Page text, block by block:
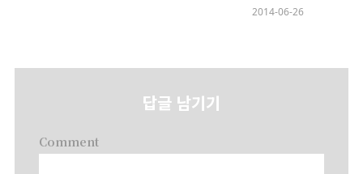
2014-06-26
답글 남기기
Comment